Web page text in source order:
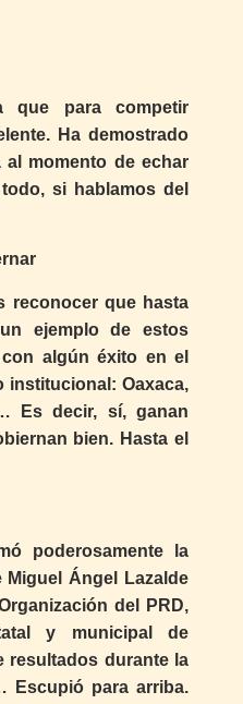
que para competir
Ha demostrado
momento de echar
si hablamos del
reconocer que hasta
ejemplo de estos
algún éxito en el
institucional: Oaxaca,
Es decir, sí, ganan
bien. Hasta el
poderosamente la
Ángel Lazalde
del PRD,
y municipal de
resultados durante la
Escupió para arriba.